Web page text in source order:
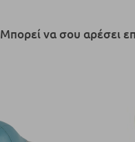
Μπορεί να σου αρέσει